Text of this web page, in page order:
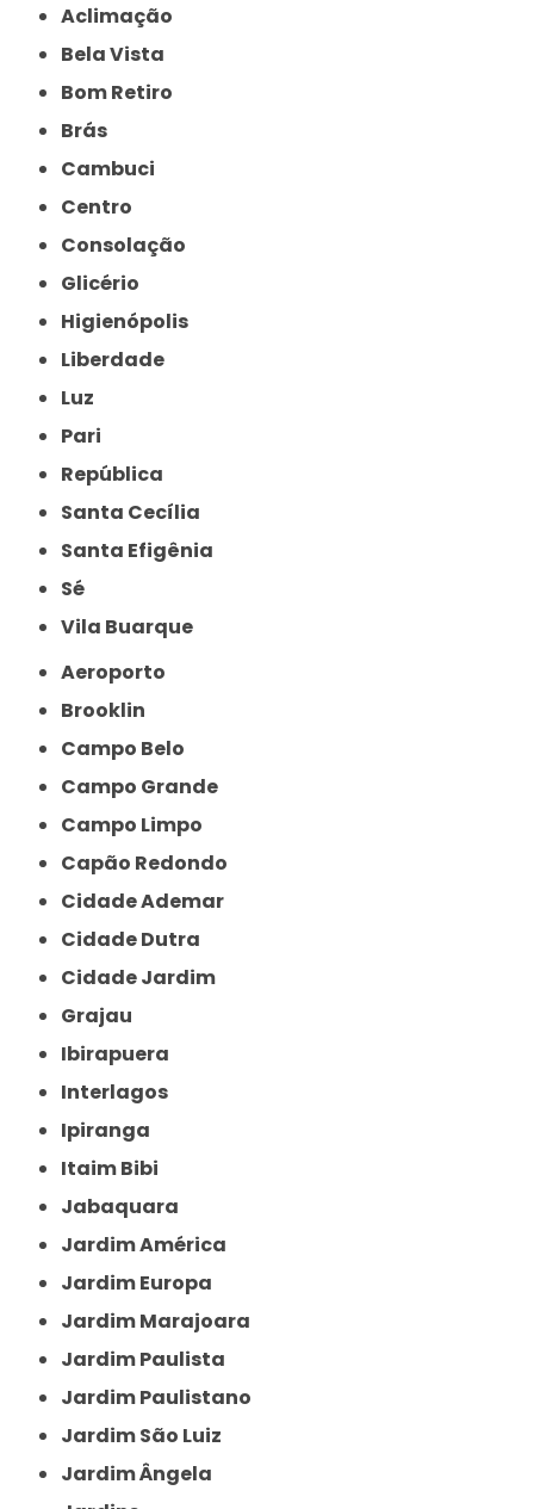
Aclimação
Bela Vista
Bom Retiro
Brás
Cambuci
Centro
Consolação
Glicério
Higienópolis
Liberdade
Luz
Pari
República
Santa Cecília
Santa Efigênia
Sé
Vila Buarque
Aeroporto
Brooklin
Campo Belo
Campo Grande
Campo Limpo
Capão Redondo
Cidade Ademar
Cidade Dutra
Cidade Jardim
Grajau
Ibirapuera
Interlagos
Ipiranga
Itaim Bibi
Jabaquara
Jardim América
Jardim Europa
Jardim Marajoara
Jardim Paulista
Jardim Paulistano
Jardim São Luiz
Jardim Ângela